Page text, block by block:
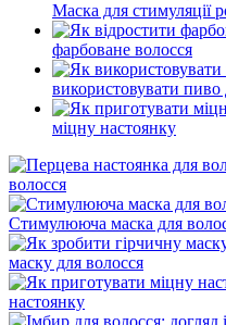
Маска для стимуляції
фарбоване волосся
використовувати пиво
міцну настоянку
волосся
Стимулююча маска для
маску для волосся
настоянку